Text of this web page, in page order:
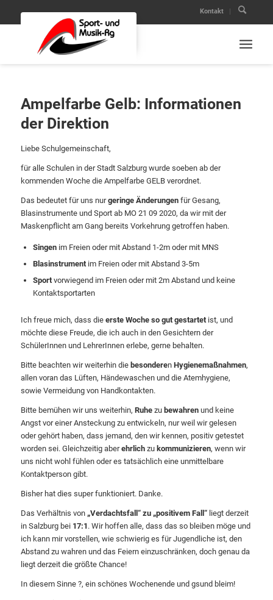
Kontakt
Ampelfarbe Gelb: Informationen
der Direktion
Liebe Schulgemeinschaft,
für alle Schulen in der Stadt Salzburg wurde soeben ab der
kommenden Woche die Ampelfarbe GELB verordnet.
Das bedeutet für uns nurgeringe Änderungenfür Gesang,
Blasinstrumente und Sport ab MO 21 09 2020, da wir mit der
Maskenpflicht am Gang bereits Vorkehrung getroffen haben.
Singenim Freien oder mit Abstand 1-2m oder mit MNS
Blasinstrumentim Freien oder mit Abstand 3-5m
Sportvorwiegend im Freien oder mit 2m Abstand und keine
Kontaktsportarten
Ich freue mich, dass die erste Woche so gut gestartet ist, und
möchte diese Freude, die ich auch in den Gesichtern der
SchülerInnen und LehrerInnen erlebe, gerne behalten.
Bitte beachten wir weiterhin die besonderen Hygienemaßnahmen,
allen voran das Lüften, Händewaschen und die Atemhygiene,
sowie Vermeidung von Handkontakten.
Bitte bemühen wir uns weiterhin, Ruhezu bewahrenund keine
Angst vor einer Ansteckung zu entwickeln, nur weil wir gelesen
oder gehört haben, dass jemand, den wir kennen, positiv getestet
worden sei. Gleichzeitig aberehrlichzu kommunizieren, wenn wir
uns nicht wohl fühlen oder es tatsächlich eine unmittelbare
Kontaktperson gibt.
Bisher hat dies super funktioniert. Danke.
Das Verhältnis von „Verdachtsfall“ zu „positivem Fall“liegt derzeit
in Salzburg bei 17:1 . Wir hoffen alle, dass das so bleiben möge und
ich kann mir vorstellen, wie schwierig es für Jugendliche ist, den
Abstand zu wahren und das Feiern einzuschränken, doch genau da
liegt derzeit die größte Chance!
In diesem Sinne ?, ein schönes Wochenende und gsund bleim!